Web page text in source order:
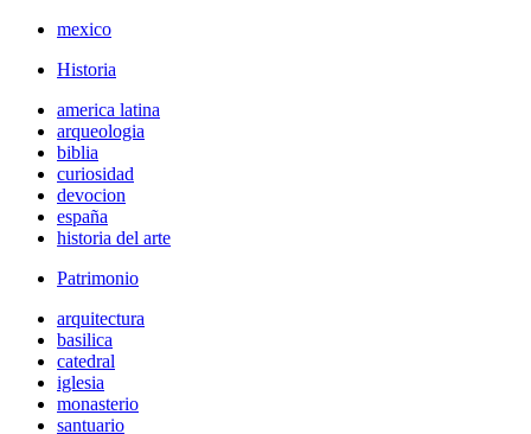
mexico
Historia
america latina
arqueologia
biblia
curiosidad
devocion
españa
historia del arte
Patrimonio
arquitectura
basilica
catedral
iglesia
monasterio
santuario